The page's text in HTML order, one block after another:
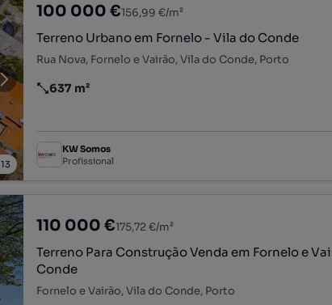
13
100 000 €156,99 €/m²
Terreno Urbano em Fornelo - Vila do Conde
Rua Nova, Fornelo e Vairão, Vila do Conde, Porto
Preço por metro quadrado
637 m²
KW Somos
Profissional
110 000 €175,72 €/m²
Terreno Para Construção Venda em Fornelo e Vairão,Vila do
Conde
Fornelo e Vairão, Vila do Conde, Porto